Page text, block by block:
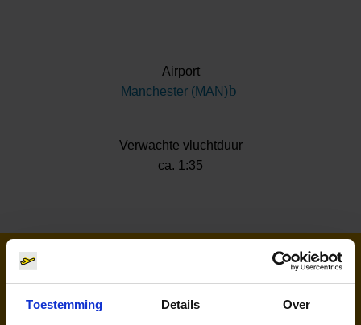
Toestemming Details Over
Airport
Manchester (MAN) (Link naar externe
Verwachte vluchtduur
ca. 1:35
Luchtvaartmaatschappijen naar
Manchester